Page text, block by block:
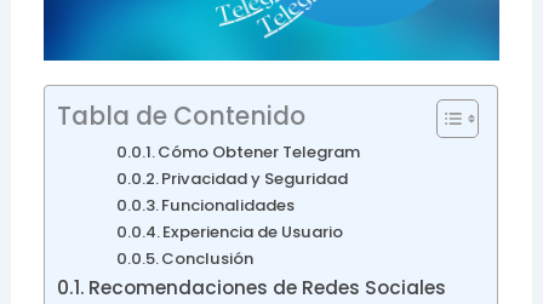
Tabla de Contenido
Cómo Obtener Telegram
Privacidad y Seguridad
Funcionalidades
Experiencia de Usuario
Conclusión
Recomendaciones de Redes Sociales